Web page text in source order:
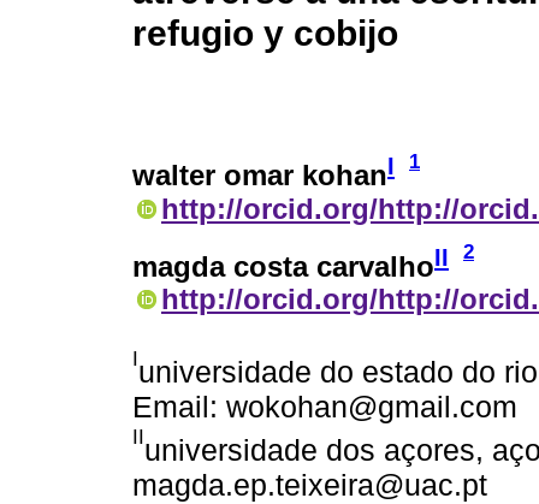
refugio y cobijo
walter omar kohanI 1
http://orcid.org/http://
magda costa carvalhoII 2
http://orcid.org/http://
Iuniversidade do estado do
Email: wokohan@gmail.com
IIuniversidade dos açores,
magda.ep.teixeira@uac.pt